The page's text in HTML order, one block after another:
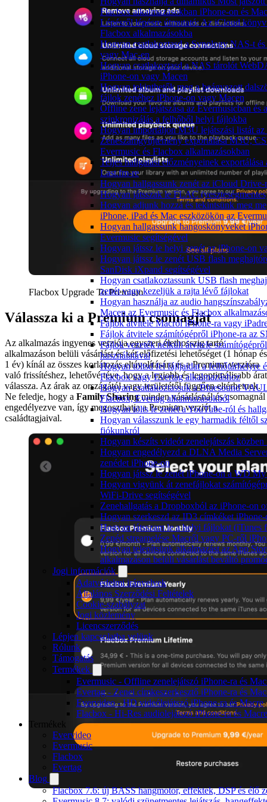
Flacbox alkalmazásokban iPhone-on és
Lépésről lépésre útmutató: Az iCloud
Flacbox alkalmazásokba
Hogyan csatlakoztasd a Synology NAS-t
vagy Mac-en
Hogyan csatlakoztasd a NAS tárolót
iPhone-on vagy Macen
Hogyan tekinthetők meg a beágyazott
fájlok zenéhez iPhone-on vagy Macen
Offline zene lejátszása az Evermusicban és
szinkronizálás a felhőből helyi fájlokba
Hogyan importáljon M3U lejátszási listát az
Zeneszámgyűjtemény exportálása M3U,
Evermusic és Flacbox alkalmazásokban
Teljes hallgatási előzményeinek
Last.fm-re
Hogyan hallgassunk zenét az iCloud
Hogyan játsszak le FLAC
Hogyan adjunk hozzá és tekintsünk meg
iPhone, iPad és Mac eszközökön az
Hogyan hallgassunk hangoskönyveket
Evermusic segítségével
Hogyan játssz le helyi zenét az iPhone-on
Hogyan játssz le zenét USB flash
SanDisk iXpand segítségével
Hogyan csatlakoztassunk USB flash
zenét vagy kezeljük a rajta lévő fájlokat
Hogyan használja az audio
Macen az Evermusic és Flacbox
Fájlok átvitele Macről iPhone-ra vagy
Fájlok átvitele számítógépről iPhone-ra az
Fájlok vezeték nélküli átvitele
használatával
Hogyan töltsd fel fájljaidat a felhőtárhelyre
Flacbox vagy Evertag alkalmazáshoz
Hogyan csatlakoztassuk a Bluesound
Flacbox, Evertag alkalmazásokból
Hogyan tölts le zenét a YouTube-ról és
Hogyan válasszunk le egy harmadik féltől
fiókunkról
Hogyan készíts videót zenelejátszás közben
Hogyan engedélyezd a DLNA Media
zenédet iPhone-on
Hogyan játssz le zenét iPhone-on a WD
Hogyan vigyünk át zenefájlokat
WiFi-Drive segítségével
Zenehallgatás a Dropboxból az iPhone-on
Hogyan szerkeszd az ID3 címkéket
Hogyan játsszam le a helyi fájlokat (iTunes
Zenéd streamelése Macről vagy PC-ről
Hogyan telepítsünk alkalmazást az App
alkalmazáson belüli vásárlást beváltó
Jogi információk
Adatvédelmi irányelvek
Általános Szerződési Feltételek
Cookie-szabályzat
Jogi közlemény
Licencszerződés
Lépjen kapcsolatba velünk
Rólunk
Támogatás
Termékek
Evermusic - Offline zenelejátszó iPhone-ra és
Evertag - Zenei címkeszerkesztő iPhone-ra és
Evervideo - HD videólejátszó iPhone-ra és Macre
Flacbox - Hi-Res audiolejátszó iPhone-ra és Macre
Termékek
Evervideo
Evermusic
Flacbox
Evertag
Blog
Flacbox 7.6: új BASS hangmotor, effektek, DSP és élő
Flacbox Upgrade To Premium
Válassza ki a Premium csomagját
Az alkalmazás ingyenes verziója egyszeri élethosszig tartó
alkalmazáson belüli vásárlást és két előfizetési lehetőséget (1 hónap és
1 év) kínál az összes korlátozás eltávolítására és a Premium verzióra
való frissítéshez, lehetővé téve, hogy a legjobb és legoptimálisabb árat
válassza. Az árak az országától vagy területétől függően eltérhetnek.
Ne feledje, hogy a Family Sharingminden vásárlásnál és csomagnál
engedélyezve van, így megoszthatja a Premium verziót a
családtagjaival.